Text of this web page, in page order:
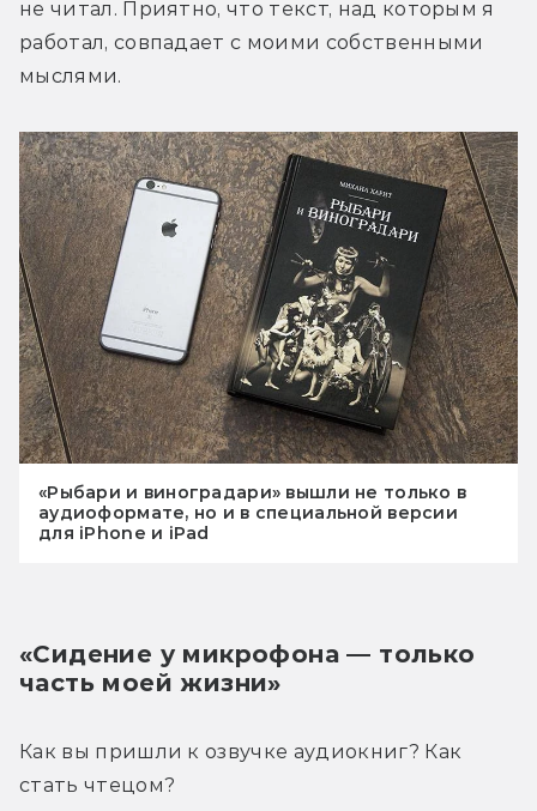
не читал. Приятно, что текст, над которым я
работал, совпадает с моими собственными
мыслями.
«Рыбари и виноградари» вышли не только в
аудиоформате, но и в специальной версии
для iPhone и iPad
«Сидение у микрофона — только
часть моей жизни»
Как вы пришли к озвучке аудиокниг? Как
стать чтецом?